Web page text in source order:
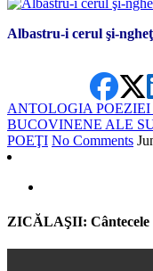
Albastru-i cerul şi-
ANTOLOGIA
BUCOVINENE ALE
POEŢI No Comments
ZICĂLAŞII: Cântecele